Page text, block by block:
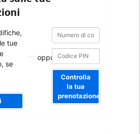
tue
se
oppure
Numero
di
conferma
Numero
conferma
Controlla
la tua
prenotazione